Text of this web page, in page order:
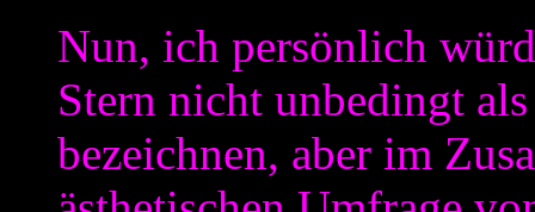
Nun, ich persönlich
Stern nicht unbedingt
bezeichnen, aber im